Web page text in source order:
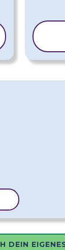
DEIN